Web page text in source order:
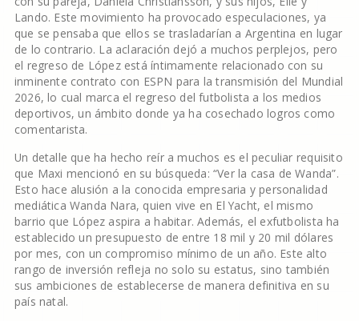
Lando. Este movimiento ha provocado especulaciones, ya
que se pensaba que ellos se trasladarían a Argentina en lugar
de lo contrario. La aclaración dejó a muchos perplejos, pero
el regreso de López está íntimamente relacionado con su
inminente contrato con ESPN para la transmisión del Mundial
2026, lo cual marca el regreso del futbolista a los medios
deportivos, un ámbito donde ya ha cosechado logros como
comentarista.
Un detalle que ha hecho reír a muchos es el peculiar requisito
que Maxi mencionó en su búsqueda: “Ver la casa de Wanda”.
Esto hace alusión a la conocida empresaria y personalidad
mediática Wanda Nara, quien vive en El Yacht, el mismo
barrio que López aspira a habitar. Además, el exfutbolista ha
establecido un presupuesto de entre 18 mil y 20 mil dólares
por mes, con un compromiso mínimo de un año. Este alto
rango de inversión refleja no solo su estatus, sino también
sus ambiciones de establecerse de manera definitiva en su
país natal.